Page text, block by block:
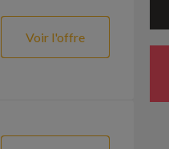
Voir l'offre